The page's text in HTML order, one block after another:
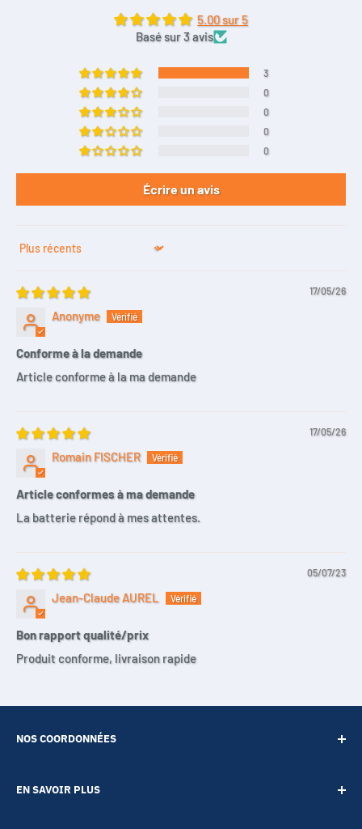
5.00 sur 5
Basé sur 3 avis
3
0
0
0
0
Écrire un avis
Sort by
17/05/26
Anonyme
Conforme à la demande
Article conforme à la ma demande
17/05/26
Romain FISCHER
Article conformes à ma demande
La batterie répond à mes attentes.
05/07/23
Jean-Claude AUREL
Bon rapport qualité/prix
Produit conforme, livraison rapide
NOS COORDONNÉES
EN SAVOIR PLUS